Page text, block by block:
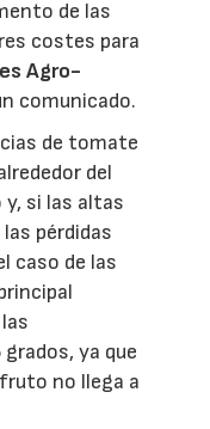
de las
costes para
Agro-
comunicado.
de tomate
del
y, si las altas
pérdidas
caso de las
ya que
no llega a